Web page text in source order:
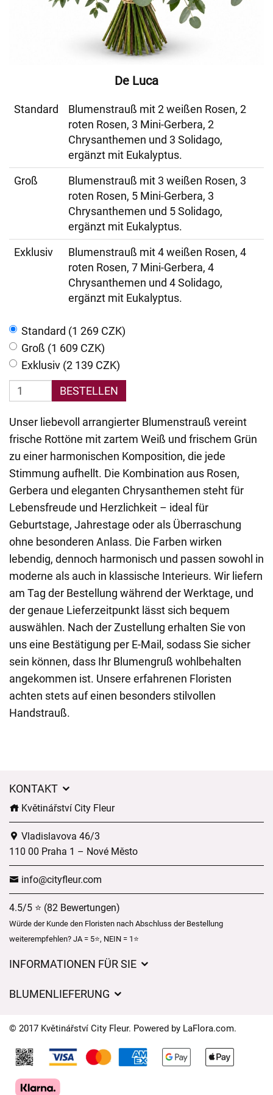
De Luca
Standard
Blumenstrauß mit 2 weißen Rosen, 2
roten Rosen, 3 Mini-Gerbera, 2
Chrysanthemen und 3 Solidago,
ergänzt mit Eukalyptus.
Groß
Blumenstrauß mit 3 weißen Rosen, 3
roten Rosen, 5 Mini-Gerbera, 3
Chrysanthemen und 5 Solidago,
ergänzt mit Eukalyptus.
Exklusiv
Blumenstrauß mit 4 weißen Rosen, 4
roten Rosen, 7 Mini-Gerbera, 4
Chrysanthemen und 4 Solidago,
ergänzt mit Eukalyptus.
Standard (1 269 CZK)
Groß (1 609 CZK)
Exklusiv (2 139 CZK)
BESTELLEN
Unser liebevoll arrangierter Blumenstrauß vereint
frische Rottöne mit zartem Weiß und frischem Grün
zu einer harmonischen Komposition, die jede
Stimmung aufhellt. Die Kombination aus Rosen,
Gerbera und eleganten Chrysanthemen steht für
Lebensfreude und Herzlichkeit – ideal für
Geburtstage, Jahrestage oder als Überraschung
ohne besonderen Anlass. Die Farben wirken
lebendig, dennoch harmonisch und passen sowohl in
moderne als auch in klassische Interieurs. Wir liefern
am Tag der Bestellung während der Werktage, und
der genaue Lieferzeitpunkt lässt sich bequem
auswählen. Nach der Zustellung erhalten Sie von
uns eine Bestätigung per E-Mail, sodass Sie sicher
sein können, dass Ihr Blumengruß wohlbehalten
angekommen ist. Unsere erfahrenen Floristen
achten stets auf einen besonders stilvollen
Handstrauß.
KONTAKT
Květinářství City Fleur
Vladislavova 46/3
110 00 Praha 1 – Nové Město
info@cityfleur.com
4.5/5 ⭐ (82 Bewertungen)
Würde der Kunde den Floristen nach Abschluss der Bestellung
weiterempfehlen? JA = 5⭐, NEIN = 1⭐
INFORMATIONEN FÜR SIE
Lieferzeiten für Blumen – Übersicht der Möglichkeiten
BLUMENLIEFERUNG
Wohin wir Blumen liefern
Cookies
© 2017 Květinářství City Fleur. Powered by LaFlora.com.